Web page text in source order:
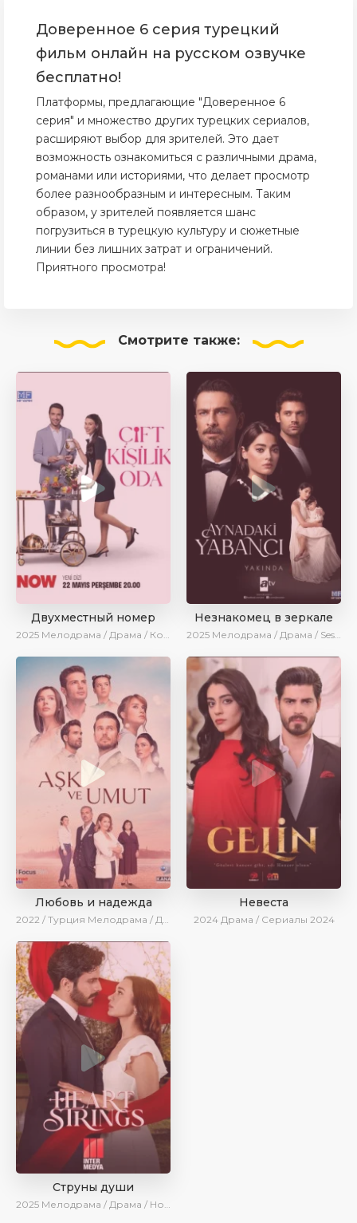
Доверенное 6 серия турецкий
фильм онлайн на русском озвучке
бесплатно!
Платформы, предлагающие "Доверенное 6
серия" и множество других турецких сериалов,
расширяют выбор для зрителей. Это дает
возможность ознакомиться с различными драма,
романами или историями, что делает просмотр
более разнообразным и интересным. Таким
образом, у зрителей появляется шанс
погрузиться в турецкую культуру и сюжетные
линии без лишних затрат и ограничений.
Приятного просмотра!
Смотрите также:
Двухместный номер
2025 Мелодрама / Драма / Комедия / Новинки / Сериалы 2025
Незнакомец в зеркале
2025 Мелодрама / Драма / SesDizi / AlisaDirilis / Новинки / Сериалы 2025
Любовь и надежда
2022 / Турция Мелодрама / Драма / BeniAffet
Невеста
2024 Драма / Сериалы 2024
Струны души
2025 Мелодрама / Драма / Новинки / Сериалы 2025